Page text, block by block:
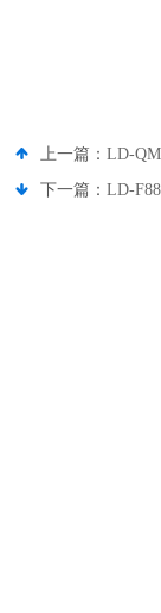
上一篇： LD-
下一篇： LD-